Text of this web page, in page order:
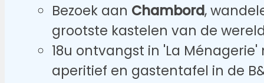
Bezoek aan Chambord,
grootste kastelen van de
18u ontvangst in 'La
aperitief en gastentafel in de